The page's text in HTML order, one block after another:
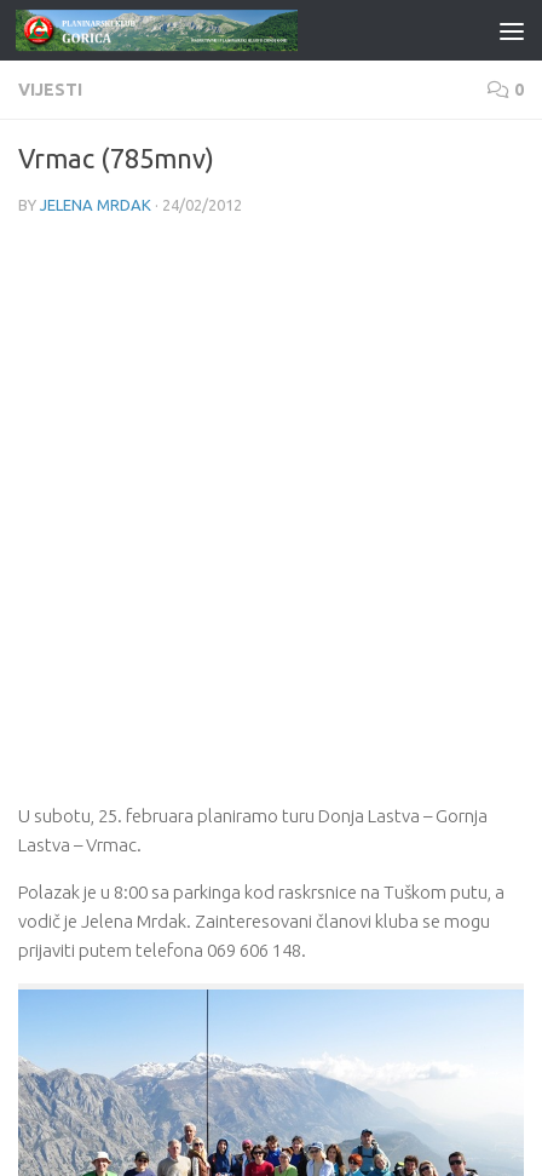
Skip to content
VIJESTI 0
Vrmac (785mnv)
BY JELENA MRDAK · 24/02/2012
U subotu, 25. februara planiramo turu Donja Lastva – Gornja
Lastva – Vrmac.
Polazak je u 8:00 sa parkinga kod raskrsnice na Tuškom putu, a
vodič je Jelena Mrdak. Zainteresovani članovi kluba se mogu
prijaviti putem telefona 069 606 148.